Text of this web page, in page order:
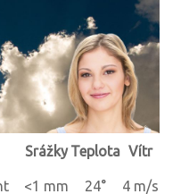
Srážky Teplota Vítr
<1 mm 24° 4 m/s